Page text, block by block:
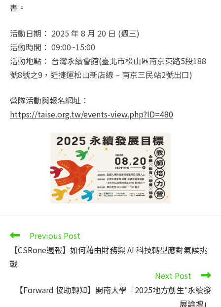
書。
活動日期： 2025 年 8 月 20 日 (週三)
活動時間： 09:00~15:00
活動地點： 台灣永續會館(臺北市松山區南京東路5段188
號8號之9，近捷運松山新店線 – 南京三民站2號出口)
營隊活動與報名網址：
https://taise.org.tw/events-view.php?ID=480
Read
articles
Previous Post
【CSRone週報】如何藉由財務與 AI 科技轉型應對氣候挑
戰
Next Post
【Forward 協助轉知】開南大學「2025地方創生*永續發
展論壇」